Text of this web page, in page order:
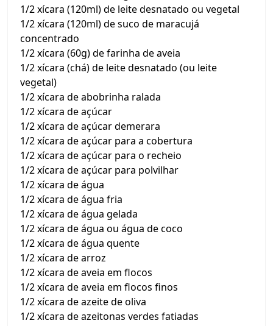
1/2 xícara (120ml) de leite desnatado ou vegetal
1/2 xícara (120ml) de suco de maracujá
concentrado
1/2 xícara (60g) de farinha de aveia
1/2 xícara (chá) de leite desnatado (ou leite
vegetal)
1/2 xícara de abobrinha ralada
1/2 xícara de açúcar
1/2 xícara de açúcar demerara
1/2 xícara de açúcar para a cobertura
1/2 xícara de açúcar para o recheio
1/2 xícara de açúcar para polvilhar
1/2 xícara de água
1/2 xícara de água fria
1/2 xícara de água gelada
1/2 xícara de água ou água de coco
1/2 xícara de água quente
1/2 xícara de arroz
1/2 xícara de aveia em flocos
1/2 xícara de aveia em flocos finos
1/2 xícara de azeite de oliva
1/2 xícara de azeitonas verdes fatiadas